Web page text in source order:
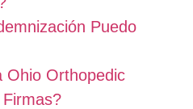
Puedo
Ohio Orthopedic